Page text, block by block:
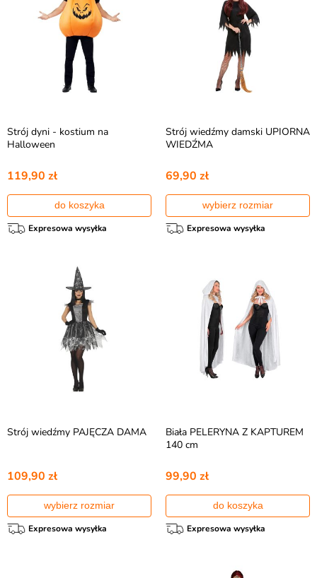
Strój dyni - kostium na
Halloween
119,90 zł
do koszyka
Expresowa wysyłka
Strój wiedźmy damski UPIORNA
WIEDŹMA
69,90 zł
wybierz rozmiar
Expresowa wysyłka
Strój wiedźmy PAJĘCZA DAMA
109,90 zł
wybierz rozmiar
Expresowa wysyłka
Biała PELERYNA Z KAPTUREM
140 cm
99,90 zł
do koszyka
Expresowa wysyłka